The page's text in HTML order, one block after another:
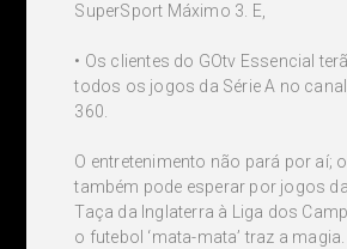
SuperSport Máximo 3. E,
• Os clientes do GOtv Essencial
todos os jogos da Série A no
360.
O entretenimento não pará por aí;
também pode esperar por jogos
Taça da Inglaterra à Liga dos
o futebol ‘mata-mata’ traz a